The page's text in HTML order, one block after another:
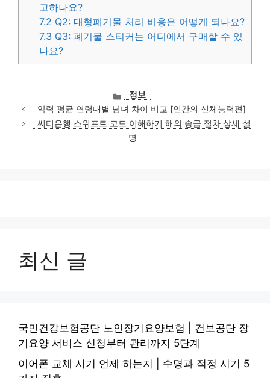
고하나요?
7.2 Q2: 대형폐기물 처리 비용은 어떻게 되나요?
7.3 Q3: 폐기물 스티커는 어디에서 구매할 수 있
나요?
카
테
고
리
정보
악력 평균 연령대별 남녀 차이 비교 [인간의 신체능력편]
씨티은행 스위프트 코드 이해하기 해외 송금 절차 상세 설
명
최신 글
국민건강보험공단 노인장기요양보험 | 건보공단 장
기요양 서비스 신청부터 관리까지 5단계
이어폰 교체 시기 언제 하는지 | 수명과 적정 시기 5